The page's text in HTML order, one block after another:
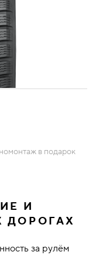
в подарок
И
ДОРОГАХ
за рулём